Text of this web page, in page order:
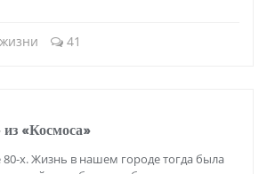
41
«Космоса»
х. Жизнь в нашем городе тогда была